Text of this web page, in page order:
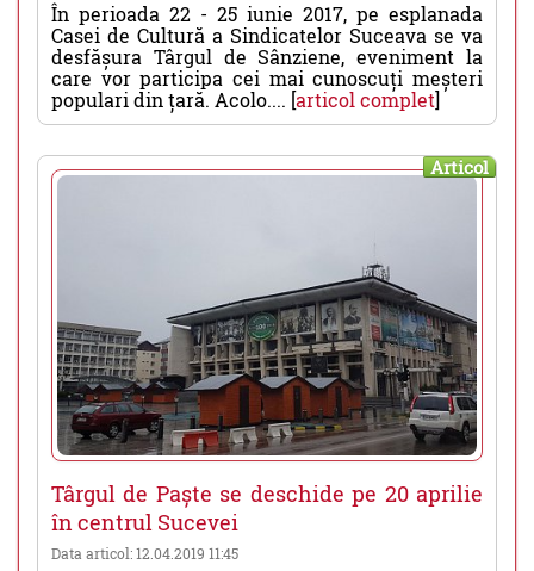
În perioada 22 - 25 iunie 2017, pe esplanada
Casei de Cultură a Sindicatelor Suceava se va
desfășura Târgul de Sânziene, eveniment la
care vor participa cei mai cunoscuți meșteri
populari din țară. Acolo.... [articol complet]
Articol
Târgul de Paște se deschide pe 20 aprilie
în centrul Sucevei
Data articol: 12.04.2019 11:45